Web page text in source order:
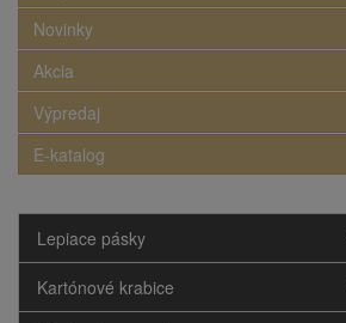
Novinky
Akcia
Výpredaj
E-katalog
Lepiace pásky
Kartónové krabice